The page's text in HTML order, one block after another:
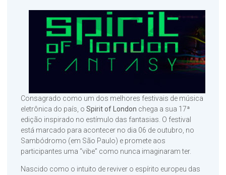
Consagrado como um dos melhores festivais de música
eletrônica do país, o Spirit of London chega a sua 17ª
edição inspirado no estímulo das fantasias. O festival
está marcado para acontecer no dia 06 de outubro, no
Sambódromo (em São Paulo) e promete aos
participantes uma “vibe” como nunca imaginaram ter.
Nascido como o intuito de reviver o espírito europeu das